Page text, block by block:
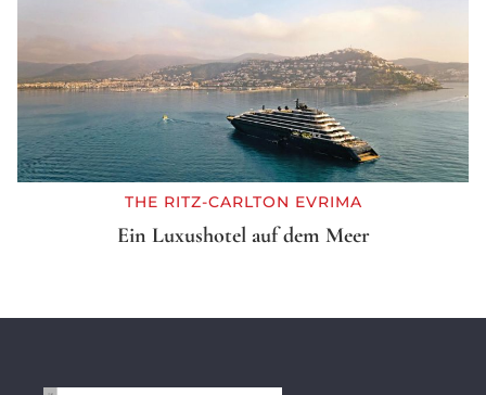
THE RITZ-CARLTON EVRIMA
Ein Luxushotel auf dem Meer